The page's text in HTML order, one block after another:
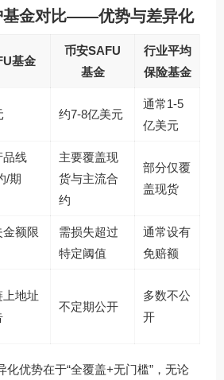
基金对比——优势与差异化
基金
币安SAFU
基金
行业平均
保险基金
约7-8亿美元
通常1-5
亿美元
品线
/期
主要覆盖现
货与主流合
约
部分仅覆
盖现货
额限
需损失超过
特定阈值
通常设有
免赔额
上地址
不定期公开
多数不公
开
化优势在于“全覆盖+无门槛”，无论